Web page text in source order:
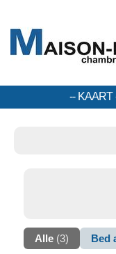
KAART
Alle (3) Bed